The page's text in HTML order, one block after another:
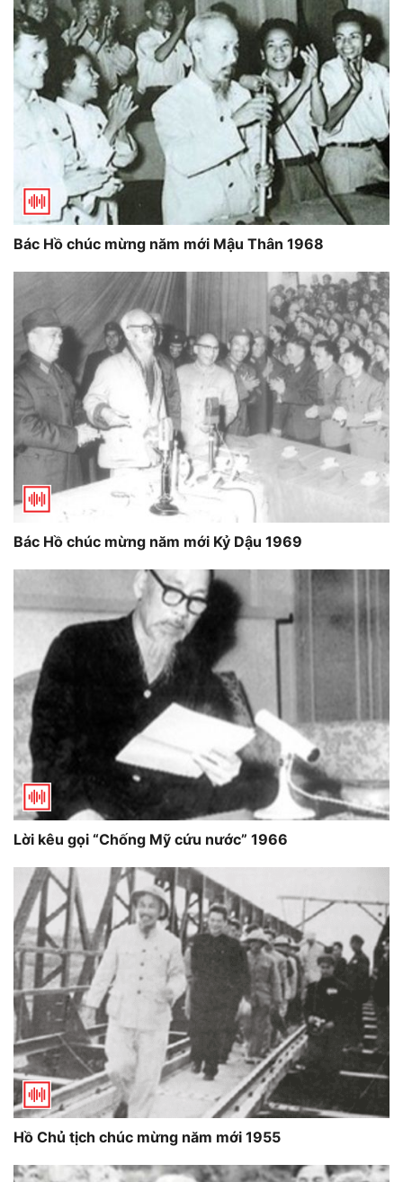
Bác Hồ chúc mừng năm mới Mậu Thân 1968
Bác Hồ chúc mừng năm mới Kỷ Dậu 1969
Lời kêu gọi “Chống Mỹ cứu nước” 1966
Hồ Chủ tịch chúc mừng năm mới 1955